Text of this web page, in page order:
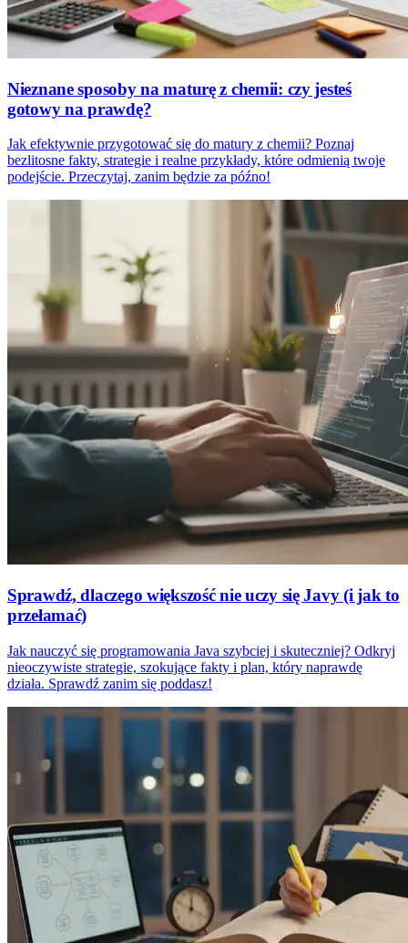
Nieznane sposoby na maturę z chemii: czy jesteś
gotowy na prawdę?
Jak efektywnie przygotować się do matury z chemii? Poznaj
bezlitosne fakty, strategie i realne przykłady, które odmienią twoje
podejście. Przeczytaj, zanim będzie za późno!
Sprawdź, dlaczego większość nie uczy się Javy (i jak to
przełamać)
Jak nauczyć się programowania Java szybciej i skuteczniej? Odkryj
nieoczywiste strategie, szokujące fakty i plan, który naprawdę
działa. Sprawdź zanim się poddasz!